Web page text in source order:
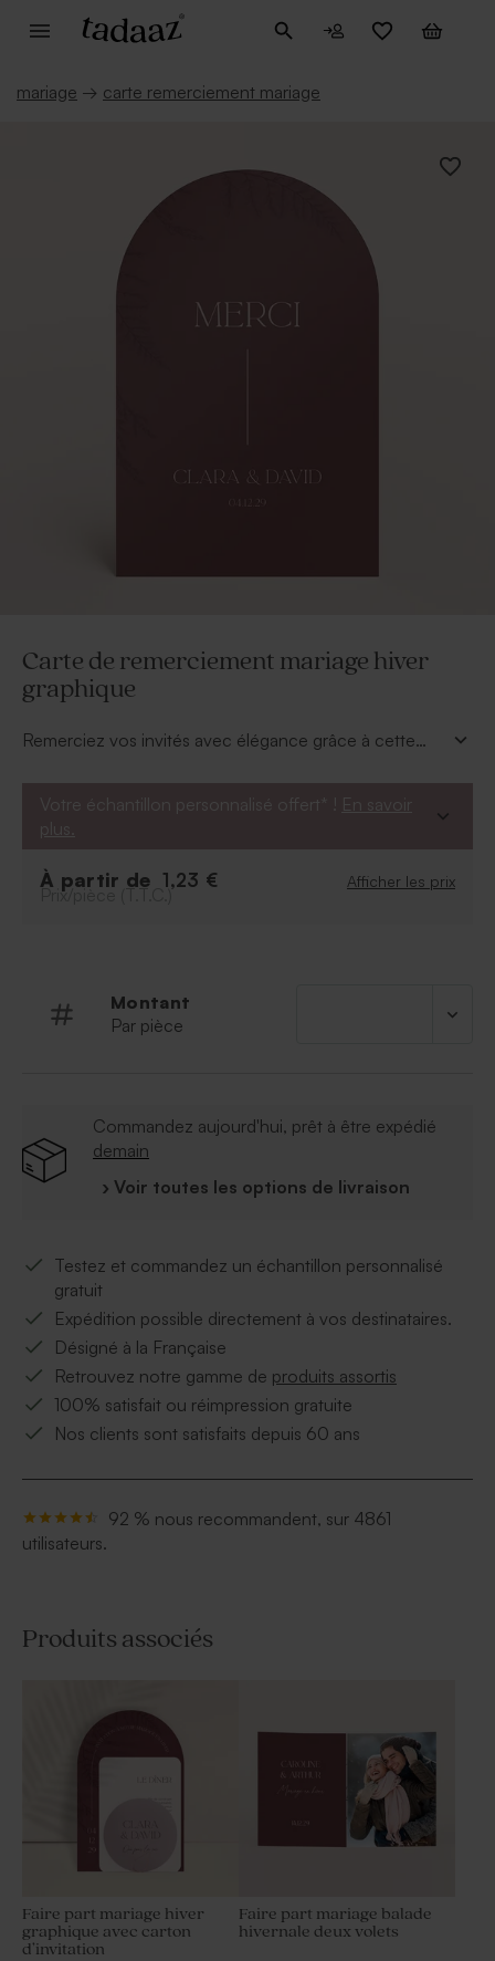
mariage → carte remerciement mariage
Carte de remerciement mariage hiver
graphique
Remerciez vos invités avec élégance grâce à cette
graphique . Son fond bordeaux profond, réchauffé par
une branche de sapin délicatement dessinée, évoque
l’ambiance cosy et chic des mariages hivernaux.
Votre échantillon personnalisé offert* ! En savoir
plus.
À partir de 1,23 € Afficher les prix
Prix/pièce (T.T.C.)
Montant
Par pièce
Commandez aujourd'hui, prêt à être expédié
demain
› Voir toutes les options de livraison
Testez et commandez un échantillon personnalisé
gratuit
Expédition possible directement à vos destinataires.
Désigné à la Française
Retrouvez notre gamme de produits assortis
100% satisfait ou réimpression gratuite
Nos clients sont satisfaits depuis 60 ans
92 % nous recommandent, sur 4861
utilisateurs.
Produits associés
Faire part mariage hiver
graphique avec carton
d’invitation
Faire part mariage balade
hivernale deux volets